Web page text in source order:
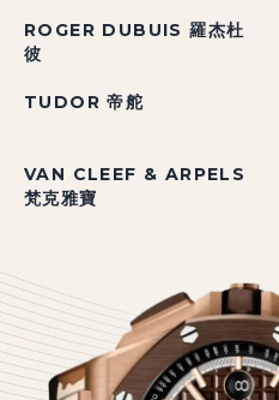
ROGER DUBUIS 羅杰杜
彼
TUDOR 帝舵
VAN CLEEF & ARPELS
梵克雅寶